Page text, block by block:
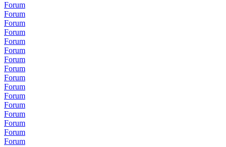
Forum
Forum
Forum
Forum
Forum
Forum
Forum
Forum
Forum
Forum
Forum
Forum
Forum
Forum
Forum
Forum